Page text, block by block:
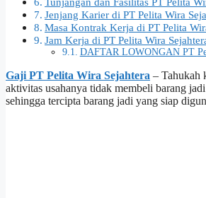
Jenjang Karier di PT Pelita Wira
Masa Kontrak Kerja di PT Pelita
Jam Kerja di PT Pelita Wira
DAFTAR LOWONGAN PT
Gaji PT Pelita Wira Sejahtera – Tahukah
aktivitas usahanya tidak membeli barang
sehingga tercipta barang jadi yang siap